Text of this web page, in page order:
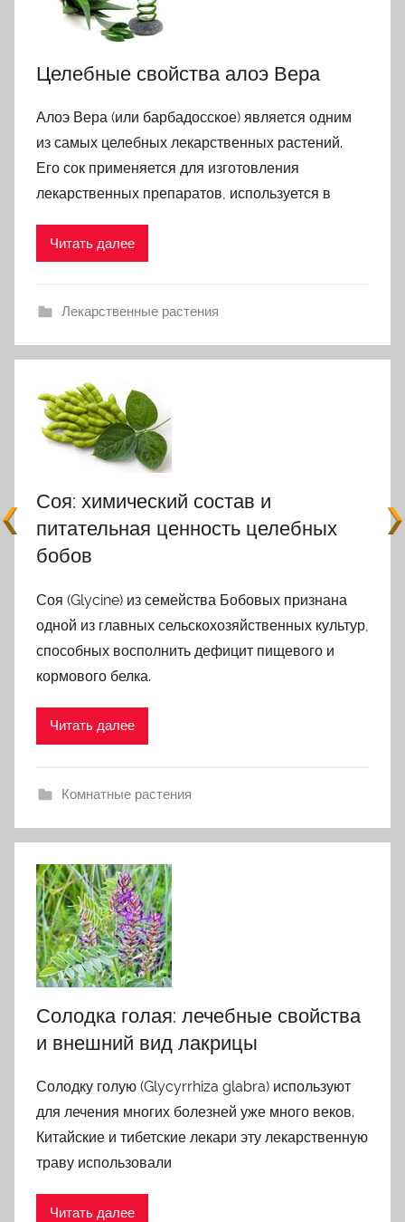
Целебные свойства алоэ Вера
Алоэ Вера (или барбадосское) является одним
из самых целебных лекарственных растений.
Его сок применяется для изготовления
лекарственных препаратов, используется в
Читать далее
Лекарственные растения
Соя: химический состав и
питательная ценность целебных
бобов
Соя (Glycine) из семейства Бобовых признана
одной из главных сельскохозяйственных культур,
способных восполнить дефицит пищевого и
кормового белка.
Читать далее
Комнатные растения
Солодка голая: лечебные свойства
и внешний вид лакрицы
Солодку голую (Glycyrrhiza glabra) используют
для лечения многих болезней уже много веков.
Китайские и тибетские лекари эту лекарственную
траву использовали
Читать далее